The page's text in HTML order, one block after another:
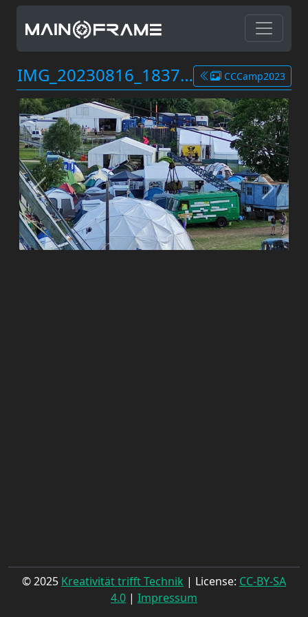
IMG_20230816_183745.jpg CCCamp2023
© 2025 Kreativität trifft Technik | License: CC-BY-SA
4.0 | Impressum